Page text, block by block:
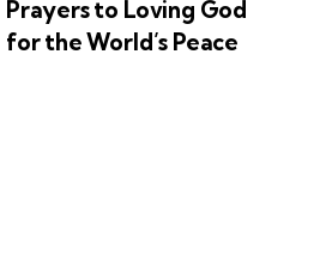
Prayers to Loving God
for the World’s Peace